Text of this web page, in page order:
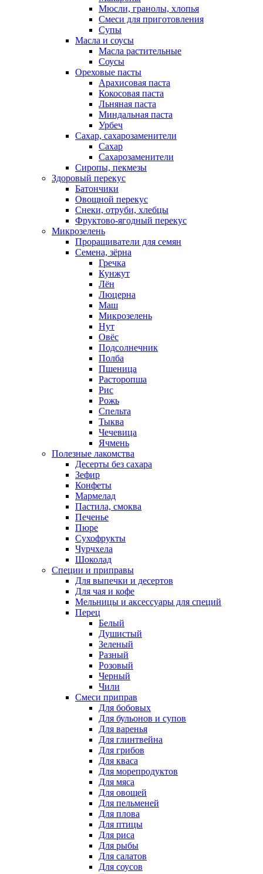
Мюсли, гранолы, хлопья
Смеси для приготовления
Супы
Масла и соусы
Масла растительные
Соусы
Ореховые пасты
Арахисовая паста
Кокосовая паста
Льняная паста
Миндальная паста
Урбеч
Сахар, сахарозаменители
Сахар
Сахарозаменители
Сиропы, пекмезы
Здоровый перекус
Батончики
Овощной перекус
Снеки, отруби, хлебцы
Фруктово-ягодный перекус
Микрозелень
Проращиватели для семян
Семена, зёрна
Гречка
Кунжут
Лён
Люцерна
Маш
Микрозелень
Нут
Овёс
Подсолнечник
Полба
Пшеница
Расторопша
Рис
Рожь
Спельта
Тыква
Чечевица
Ячмень
Полезные лакомства
Десерты без сахара
Зефир
Конфеты
Мармелад
Пастила, смоква
Печенье
Пюре
Сухофрукты
Чурчхела
Шоколад
Специи и приправы
Для выпечки и десертов
Для чая и кофе
Мельницы и аксессуары для специй
Перец
Белый
Душистый
Зеленый
Разный
Розовый
Черный
Чили
Смеси приправ
Для бобовых
Для бульонов и супов
Для варенья
Для глинтвейна
Для грибов
Для кваса
Для морепродуктов
Для мяса
Для овощей
Для пельменей
Для плова
Для птицы
Для риса
Для рыбы
Для салатов
Для соусов